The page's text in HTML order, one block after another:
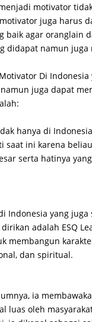
motivator
juga harus
baik agar oranglain
didapat namun
Di
juga dapat
hanya di
ini karena
serta hatinya
Indonesia yang
adalah ESQ
membangun
dan spiritual.
ia
luas oleh